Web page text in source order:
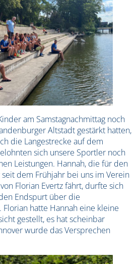
am Samstagnachmittag noch
Altstadt gestärkt hatten,
die Langestrecke auf dem
sich unsere Sportler noch
Leistungen. Hannah, die für den
dem Frühjahr bei uns im Verein
Florian Evertz fährt, durfte sich
Endspurt über die
hatte Hannah eine kleine
gestellt, es hat scheinbar
wurde das Versprechen